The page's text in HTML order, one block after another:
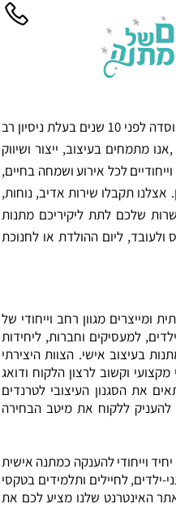
- הינה חנות בוטיק שנוסדה לפני 10 שנים בעלת ניסיון רב
מתמחים בעיצוב, ייצור ושיווק
לכל אירוע ושמחה בחיים,
תקבלו שירות אדיב, נוחות,
שלכם לתת ליקיריכם מתנות
ולעובד, ליום ההולדת או לחנוכת
ומייצרים מגוון רחב וייחודי של
למעסיקים וחברות, ליחידות
בעיצוב אישי. הצוות היצירתי
וקשוב לרצון הלקוח ודואג
את הסגנון העיצובי לטרנדים
להעניק ללקוח את מיטב הבחירה
וייחודי להענקה כמתנה אישית
ילדים, לחיילים ותלמידים בטקסי
האינטרנט שלנו מציע לכם את